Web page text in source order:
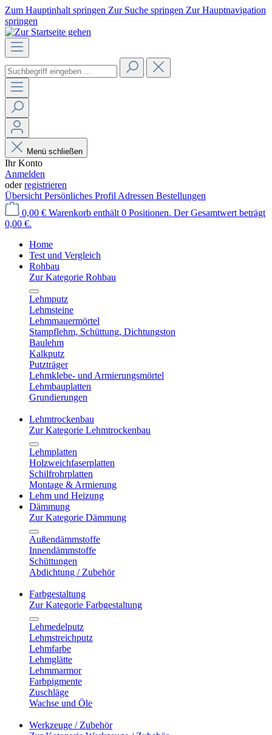
Zum Hauptinhalt springen Zur Suche springen Zur Hauptnavigation
springen
Menü schließen
Ihr Konto
Anmelden
oderregistrieren
Übersicht Persönliches Profil Adressen Bestellungen
0,00 € Warenkorb enthält 0 Positionen. Der Gesamtwert beträgt
0,00 €.
Home
Test und Vergleich
Rohbau
Zur Kategorie Rohbau
Lehmputz
Lehmsteine
Lehmmauermörtel
Stampflehm, Schüttung, Dichtungston
Baulehm
Kalkputz
Putzträger
Lehmklebe- und Armierungsmörtel
Lehmbauplatten
Grundierungen
Lehmtrockenbau
Zur Kategorie Lehmtrockenbau
Lehmplatten
Holzweichfaserplatten
Schilfrohrplatten
Montage & Armierung
Lehm und Heizung
Dämmung
Zur Kategorie Dämmung
Außendämmstoffe
Innendämmstoffe
Schüttungen
Abdichtung / Zubehör
Farbgestaltung
Zur Kategorie Farbgestaltung
Lehmedelputz
Lehmstreichputz
Lehmfarbe
Lehmglätte
Lehmmarmor
Farbpigmente
Zuschläge
Wachse und Öle
Werkzeuge / Zubehör